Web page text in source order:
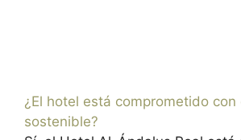
¿El hotel está comprometido con
sostenible?